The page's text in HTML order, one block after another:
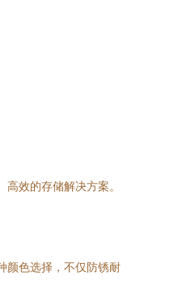
效的存储解决方案。
颜色选择，不仅防锈耐